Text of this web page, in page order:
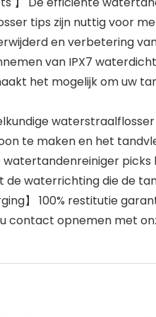
tips zijn nuttig voor
en verbetering
van IPX7
het mogelijk om uw
te maken en het
watertandenreiniger
waterrichting die de
】 100% restitutie
contact opnemen met